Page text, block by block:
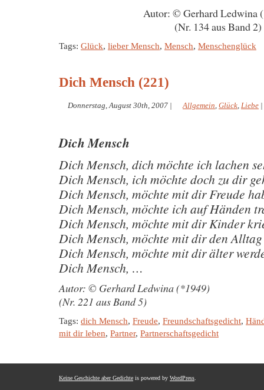
Autor: © Gerhard Ledwina
(Nr. 134 aus Band 2)
Tags: Glück, lieber Mensch, Mensch, Menschenglück
Dich Mensch (221)
Donnerstag, August 30th, 2007 | Allgemein, Glück, Liebe |
Dich Mensch
Dich Mensch, dich möchte ich lachen
Dich Mensch, ich möchte doch zu dir
Dich Mensch, möchte mit dir Freude
Dich Mensch, möchte ich auf Händen
Dich Mensch, möchte mit dir Kinder
Dich Mensch, möchte mit dir den
Dich Mensch, möchte mit dir älter
Dich Mensch, …
Autor: © Gerhard Ledwina (*1949)
(Nr. 221 aus Band 5)
Tags: dich Mensch, Freude, Freundschaftsgedicht,
mit dir leben, Partner, Partnerschaftsgedicht
Keine Geschichte aber Gedichte is powered by WordPress